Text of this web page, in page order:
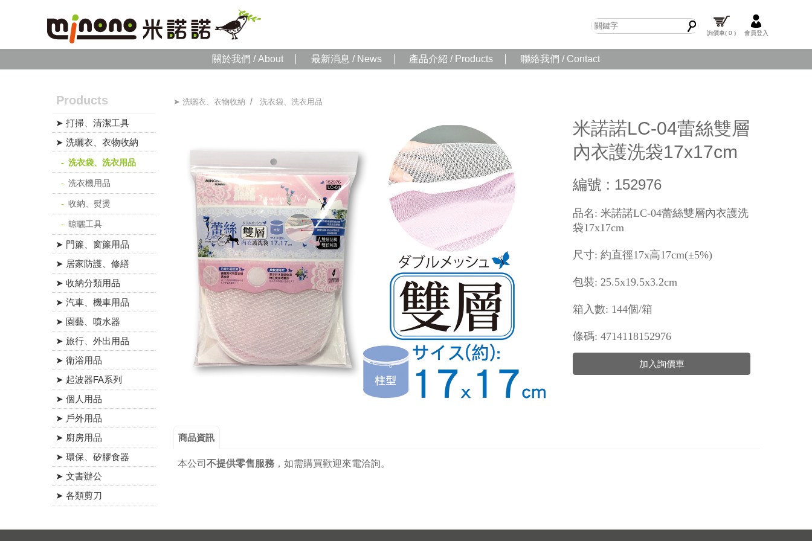
詢價車( 0 ) 會員登入
關於我們 / About 最新消息 / News 產品介紹 / Products 聯絡我們 / Contact
Products
➤ 打掃、清潔工具
➤ 洗曬衣、衣物收納
洗衣袋、洗衣用品
洗衣機用品
收納、熨燙
晾曬工具
➤ 門簾、窗簾用品
➤ 居家防護、修繕
➤ 收納分類用品
➤ 汽車、機車用品
➤ 園藝、噴水器
➤ 旅行、外出用品
➤ 衛浴用品
➤ 起波器FA系列
➤ 個人用品
➤ 戶外用品
➤ 廚房用品
➤ 環保、矽膠食器
➤ 文書辦公
➤ 各類剪刀
➤ 洗曬衣、衣物收納 / 洗衣袋、洗衣用品
米諾諾LC-04蕾絲雙層
內衣護洗袋17x17cm
編號 : 152976
品名: 米諾諾LC-04蕾絲雙層內衣護洗
袋17x17cm
尺寸: 約直徑17x高17cm(±5%)
包裝: 25.5x19.5x3.2cm
箱入數: 144個/箱
條碼: 4714118152976
加入詢價車
商品資訊
本公司不提供零售服務 ，如需購買歡迎來電洽詢。